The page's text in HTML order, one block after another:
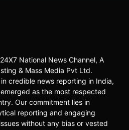
National News Channel, A
& Mass Media Pvt Ltd.
credible news reporting in India,
as the most respected
Our commitment lies in
reporting and engaging
without any bias or vested